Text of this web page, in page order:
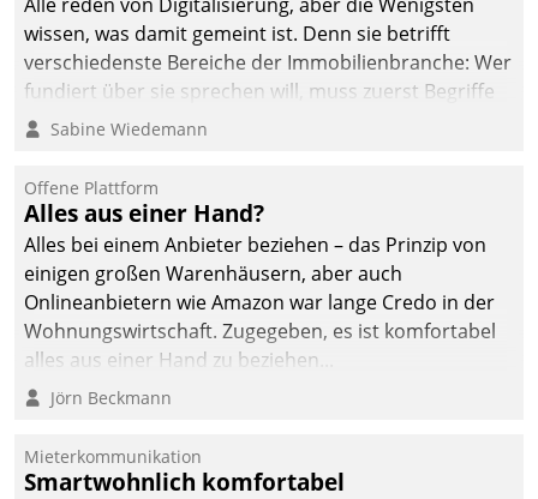
wissen, was damit gemeint ist. Denn sie betrifft
verschiedenste Bereiche der Immobilienbranche: Wer
fundiert über sie sprechen will, muss zuerst Begriffe
klären. Ein Aspekt ist die betriebliche Optimierung:
Einsparungen durch optimierte und automatisierte
Prozesse. Doch man darf nicht zu viel erwarten: Allein
mit der Einführung einer neuen Software ist es nicht
getan. Die Digitalisierung erfordert von Unternehmen
die Bereitschaft, sich zu überprüfen, zu hinterfragen
und zu verändern.
Sabine Wiedemann
Offene Plattform
Alles aus einer Hand?
Alles bei einem Anbieter beziehen – das Prinzip von
einigen großen Warenhäusern, aber auch
Onlineanbietern wie Amazon war lange Credo in der
Wohnungswirtschaft. Zugegeben, es ist komfortabel
alles aus einer Hand zu beziehen...
Jörn Beckmann
Mieterkommunikation
Smartwohnlich komfortabel